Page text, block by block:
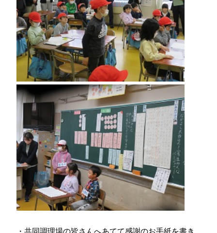
・共同調理場の皆さんへあてて感謝のお手紙を書き